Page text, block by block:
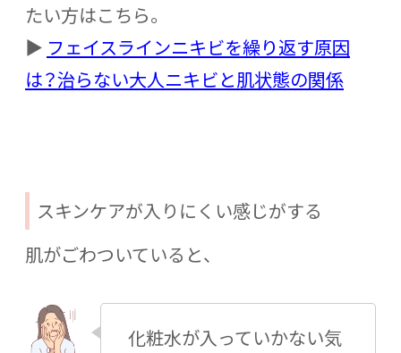
たい方はこちら。
▶ フェイスラインニキビを繰り返す原因
は？治らない大人ニキビと肌状態の関係
スキンケアが入りにくい感じがする
肌がごわついていると、
化粧水が入っていかない気